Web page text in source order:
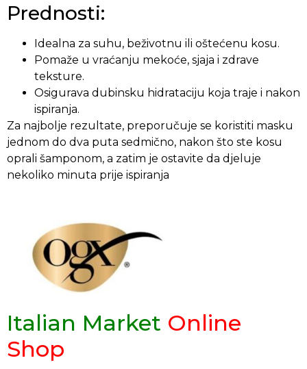
Prednosti:
Idealna za suhu, beživotnu ili oštećenu kosu.
Pomaže u vraćanju mekoće, sjaja i zdrave
teksture.
Osigurava dubinsku hidrataciju koja traje i nakon
ispiranja.
Za najbolje rezultate, preporučuje se koristiti masku
jednom do dva puta sedmično, nakon što ste kosu
oprali šamponom, a zatim je ostavite da djeluje
nekoliko minuta prije ispiranja
Italian Market Online
Shop